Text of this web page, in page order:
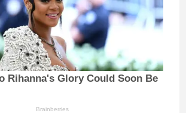
Rihanna's Glory Could Soon Be
Brainberries